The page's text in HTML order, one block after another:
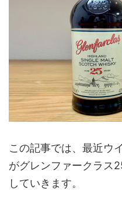
この記事では、最近ウ
がグレンファークラス
していきます。